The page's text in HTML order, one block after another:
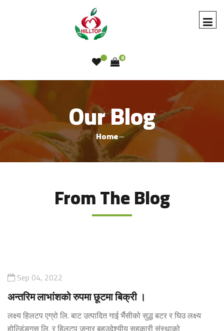
0
Our Blog
Home
From The Blog
Sep 04, 2022
अन्तरिम लाभांशको रुपमा छूटमा बिक्री ।
लक्ष्य हिलटप एग्रो लि. बाट उत्पादित गाई र्भैसीको सुद्ध बटर र घिउ लक्ष्य